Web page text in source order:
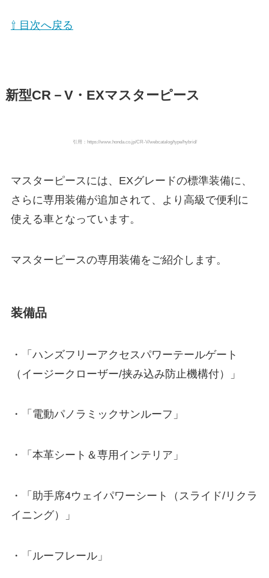
⇧ 目次へ戻る
新型CR－V・EXマスターピース
引用：https://www.honda.co.jp/CR-V/webcatalog/type/hybrid/
マスターピースには、EXグレードの標準装備に、
さらに専用装備が追加されて、より高級で便利に
使える車となっています。
マスターピースの専用装備をご紹介します。
装備品
・「ハンズフリーアクセスパワーテールゲート
（イージークローザー/挟み込み防止機構付）」
・「電動パノラミックサンルーフ」
・「本革シート＆専用インテリア」
・「助手席4ウェイパワーシート（スライド/リクラ
イニング）」
・「ルーフレール」